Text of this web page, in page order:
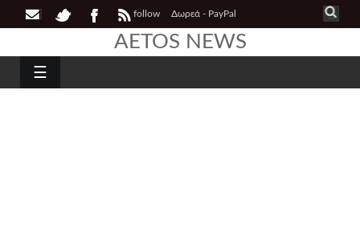
follow Δωρεά - PayPal
AETOS NEWS
☰